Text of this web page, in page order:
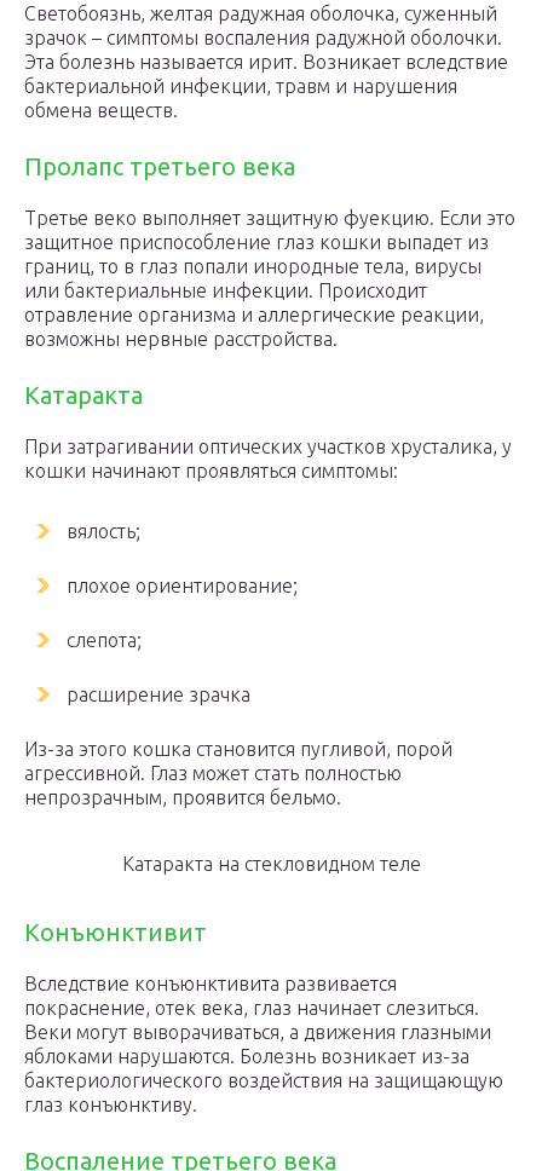
Светобоязнь, желтая радужная оболочка, суженный
зрачок – симптомы воспаления радужной оболочки.
Эта болезнь называется ирит. Возникает вследствие
бактериальной инфекции, травм и нарушения
обмена веществ.
Пролапс третьего века
Третье веко выполняет защитную фуекцию. Если это
защитное приспособление глаз кошки выпадет из
границ, то в глаз попали инородные тела, вирусы
или бактериальные инфекции. Происходит
отравление организма и аллергические реакции,
возможны нервные расстройства.
Катаракта
При затрагивании оптических участков хрусталика, у
кошки начинают проявляться симптомы:
вялость;
плохое ориентирование;
слепота;
расширение зрачка
Из-за этого кошка становится пугливой, порой
агрессивной. Глаз может стать полностью
непрозрачным, проявится бельмо.
Катаракта на стекловидном теле
Конъюнктивит
Вследствие конъюнктивита развивается
покраснение, отек века, глаз начинает слезиться.
Веки могут выворачиваться, а движения глазными
яблоками нарушаются. Болезнь возникает из-за
бактериологического воздействия на защищающую
глаз конъюнктиву.
Воспаление третьего века